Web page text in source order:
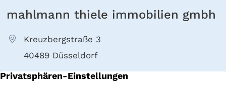
mahlmann thiele immobilien gmbh
Kreuzbergstraße 3
40489 Düsseldorf
+49 211 4022000